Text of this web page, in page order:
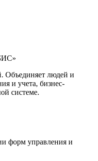
Объединяет людей и
и учета, бизнес-
системе.
форм управления и